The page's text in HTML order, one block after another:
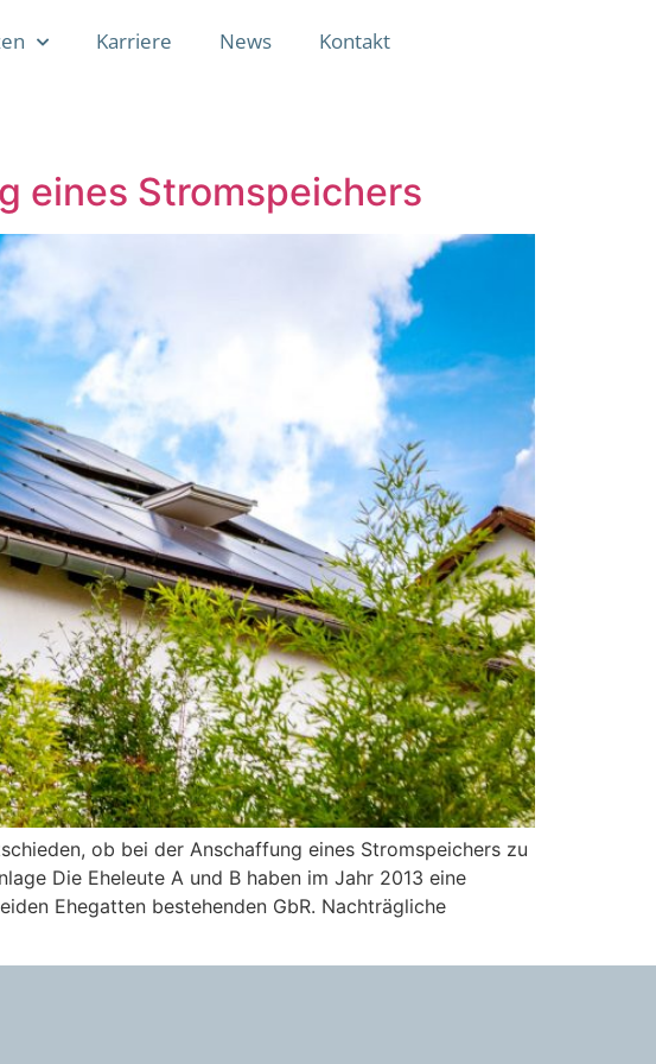
Karriere News Kontakt
eines Stromspeichers
ob bei der Anschaffung eines Stromspeichers zu
Die Eheleute A und B haben im Jahr 2013 eine
Ehegatten bestehenden GbR. Nachträgliche